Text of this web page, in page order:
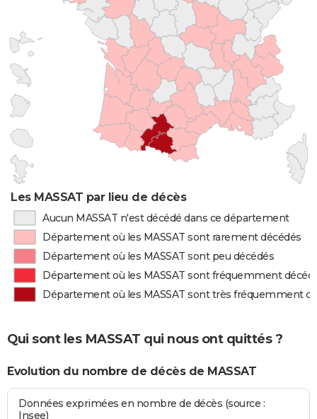
Les MASSAT par lieu de décès
Aucun MASSAT n'est décédé dans ce département
Département où les MASSAT sont rarement décédés
Département où les MASSAT sont peu décédés
Département où les MASSAT sont fréquemment
Département où les MASSAT sont très fréquemment
Qui sont les MASSAT qui nous ont quittés ?
Evolution du nombre de décès de MASSAT
Données exprimées en nombre de décès (source :
Insee)